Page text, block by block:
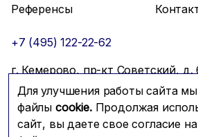
Для улучшения работы сайта
файлы cookie.Продолжая
сайт, вы даете свое согласие
Референсы
+7 (495) 122-22-62
г. Кемерово, пр-кт Советский, д.
info@mfmc.ru
Связаться с нами